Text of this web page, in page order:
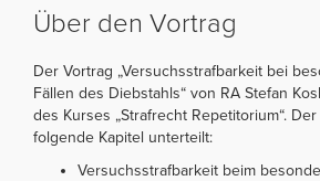
Über den Vortrag
Der Vortrag „Versuchsstrafbarkeit bei
Fällen des Diebstahls“ von RA Stefan
des Kurses „Strafrecht Repetitorium“.
folgende Kapitel unterteilt:
Versuchsstrafbarkeit beim